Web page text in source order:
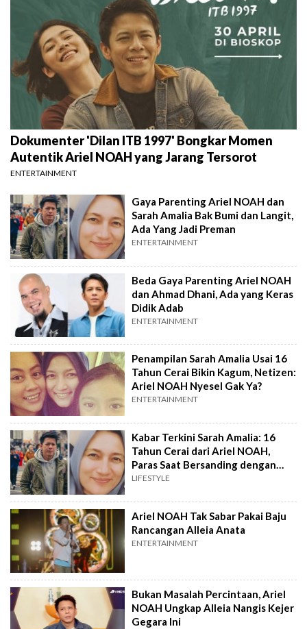
Dokumenter 'Dilan ITB 1997' Bongkar Momen
Autentik Ariel NOAH yang Jarang Tersorot
ENTERTAINMENT
Gaya Parenting Ariel NOAH dan
Sarah Amalia Bak Bumi dan Langit,
Ada Yang Jadi Preman
ENTERTAINMENT
Beda Gaya Parenting Ariel NOAH
dan Ahmad Dhani, Ada yang Keras
Didik Adab
ENTERTAINMENT
Penampilan Sarah Amalia Usai 16
Tahun Cerai Bikin Kagum, Netizen:
Ariel NOAH Nyesel Gak Ya?
ENTERTAINMENT
Kabar Terkini Sarah Amalia: 16
Tahun Cerai dari Ariel NOAH,
Paras Saat Bersanding dengan
Anak Jadi Sorotan
LIFESTYLE
Ariel NOAH Tak Sabar Pakai Baju
Rancangan Alleia Anata
ENTERTAINMENT
Bukan Masalah Percintaan, Ariel
NOAH Ungkap Alleia Nangis Kejer
Gegara Ini